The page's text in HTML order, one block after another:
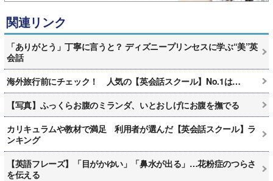
関連リンク
「ありがとう」丁寧に言うと？ ディズニープリンセスに学ぶ“美”英
会話
海外旅行前にチェック！ 人気の【英会話スクール】No.1は…
【写真】ふっくらお腹のミランダ、いとおしげにお腹を撫でる
カリキュラムや教材で満足 利用者が選んだ【英会話スクール】ラ
ンキング
【英語フレーズ】「目がかゆい」「鼻水が出る」…花粉症のつらさ
を伝える